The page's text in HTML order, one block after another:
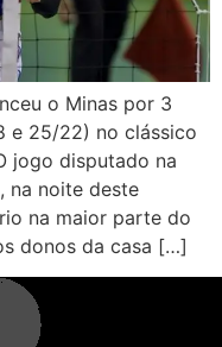
o Minas por 3
e 25/22) no clássico
jogo disputado na
na noite deste
na maior parte do
donos da casa […]